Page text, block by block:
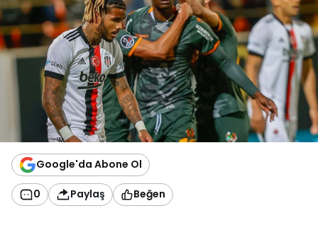
Google'da Abone Ol
0 Paylaş Beğen